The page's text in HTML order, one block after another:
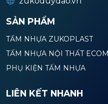
SẢN PHẨM
TẤM NHỰA ZUKOPLAST
TẤM NHỰA NỘI THẤT ECOMI
PHỤ KIỆN TẤM NHỰA
LIÊN KẾT NHANH